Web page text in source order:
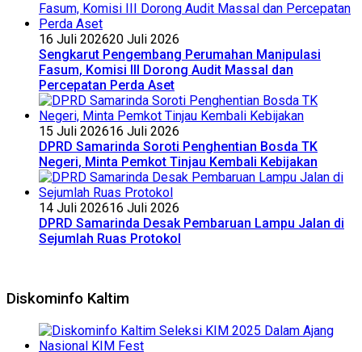
16 Juli 202620 Juli 2026
Sengkarut Pengembang Perumahan Manipulasi
Fasum, Komisi III Dorong Audit Massal dan
Percepatan Perda Aset
15 Juli 202616 Juli 2026
DPRD Samarinda Soroti Penghentian Bosda TK
Negeri, Minta Pemkot Tinjau Kembali Kebijakan
14 Juli 202616 Juli 2026
DPRD Samarinda Desak Pembaruan Lampu Jalan di
Sejumlah Ruas Protokol
Diskominfo Kaltim